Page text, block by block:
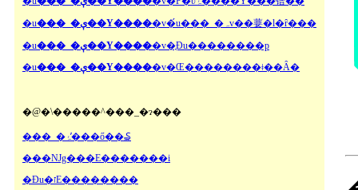
�u
���_�ې��Y����
�v�́u���_�ہv��葽�l�ȓ���
�u
���_�ې��Y�����v�̖Ɖu��������p
�u
���_�ې��Y�����v�Œ��������ǂ��Ȃ�
�@�\�����^���_�ɂ���
���_�ۂ�̓��ő��₷
���Ǌg���E�������i
�Ɖu�זE��������